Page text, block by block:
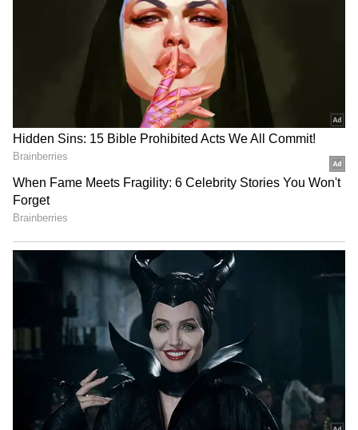
ఈ సంవత్సరం 30 అంతర్జాతీయ మ్యాచ్‌లలో, ట్రావిస్ హెడ్
45.43 సగటు, 97 కంటే ఎక్కువ స్ట్రైక్ రేట్‌తో మూడు
సెంచరీలు సాధించాడు. అలాగే, తొమ్మిది అర్ధసెంచరీలతో
మొత్తం 1,681 పరుగులు చేశాడు.
10